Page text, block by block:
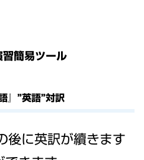
簡易ツール
』”英語”対訳
後に英訳が續きます